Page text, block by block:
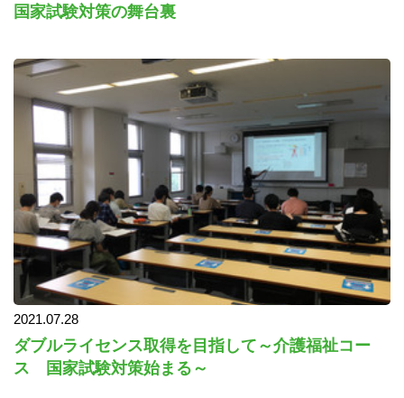
国家試験対策の舞台裏
2021.07.28
ダブルライセンス取得を目指して～介護福祉コー
ス 国家試験対策始まる～